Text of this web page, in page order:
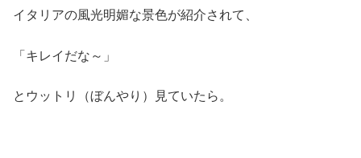
イタリアの風光明媚な景色が紹介されて、
「キレイだな～」
とウットリ（ぼんやり）見ていたら。